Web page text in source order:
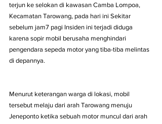
terjun ke selokan di kawasan Camba Lompoa,
Kecamatan Tarowang, pada hari ini Sekitar
sebelum jam7 pagi Insiden ini terjadi diduga
karena sopir mobil berusaha menghindari
pengendara sepeda motor yang tiba-tiba melintas
di depannya.
Menurut keterangan warga di lokasi, mobil
tersebut melaju dari arah Tarowang menuju
Jeneponto ketika sebuah motor muncul dari arah